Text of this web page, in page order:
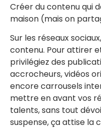
Créer du contenu qui
maison (mais on
Sur les réseaux
contenu. Pour attirer
privilégiez des
accrocheurs, vidéos
encore carrousels
mettre en avant vos
talents, sans tout
suspense, ça attise la